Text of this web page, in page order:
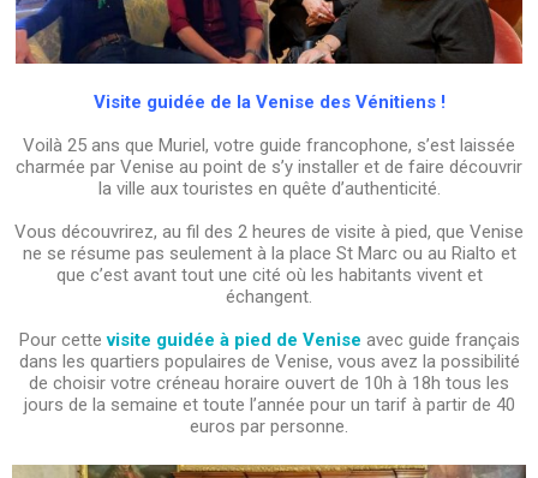
Visite guidée de la Venise des Vénitiens !
Voilà 25 ans que Muriel, votre guide francophone, s’est laissée
charmée par Venise au point de s’y installer et de faire découvrir
la ville aux touristes en quête d’authenticité.
Vous découvrirez, au fil des 2 heures de visite à pied, que Venise
ne se résume pas seulement à la place St Marc ou au Rialto et
que c’est avant tout une cité où les habitants vivent et
échangent.
Pour cettevisite guidée à pied de Venise avec guide français
dans les quartiers populaires de Venise, vous avez la possibilité
de choisir votre créneau horaire ouvert de 10h à 18h tous les
jours de la semaine et toute l’année pour un tarif à partir de 40
euros par personne.